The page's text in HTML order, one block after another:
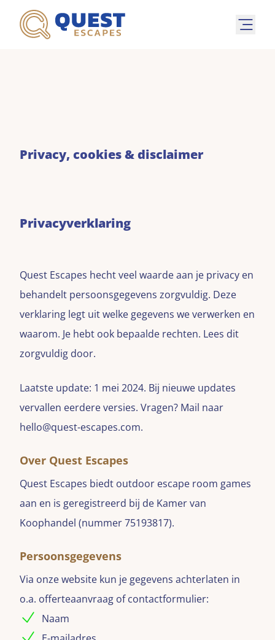
Privacy, cookies & disclaimer
Privacyverklaring
Quest Escapes hecht veel waarde aan je privacy en
behandelt persoonsgegevens zorgvuldig. Deze
verklaring legt uit welke gegevens we verwerken en
waarom. Je hebt ook bepaalde rechten. Lees dit
zorgvuldig door.
Laatste update: 1 mei 2024. Bij nieuwe updates
vervallen eerdere versies. Vragen? Mail naar
hello@quest-escapes.com.
Over Quest Escapes
Quest Escapes biedt outdoor escape room games
aan en is geregistreerd bij de Kamer van
Koophandel (nummer 75193817).
Persoonsgegevens
Via onze website kun je gegevens achterlaten in
o.a. offerteaanvraag of contactformulier:
Naam